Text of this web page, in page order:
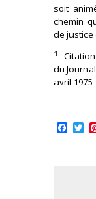
soit
chemin
de justice
1 :
du
avril 1975